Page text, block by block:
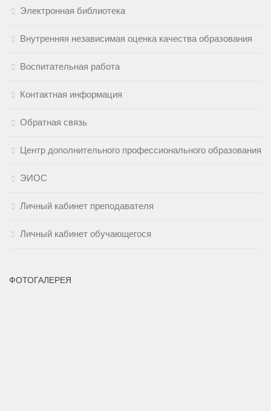
Электронная библиотека
Внутренняя независимая оценка качества образования
Воспитательная работа
Контактная информация
Обратная связь
Центр дополнительного профессионального образования
ЭИОС
Личный кабинет преподавателя
Личный кабинет обучающегося
ФОТОГАЛЕРЕЯ